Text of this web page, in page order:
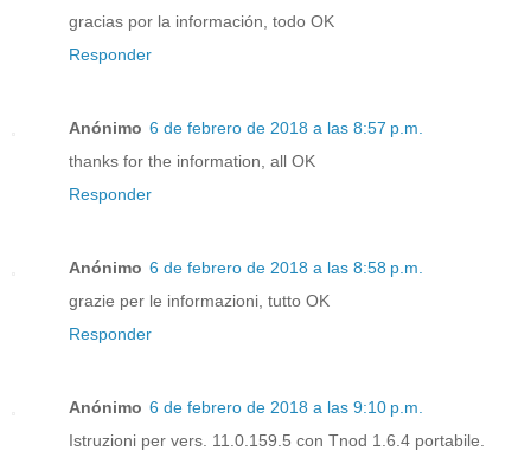
gracias por la información, todo OK
Responder
Anónimo 6 de febrero de 2018 a las 8:57 p.m.
thanks for the information, all OK
Responder
Anónimo 6 de febrero de 2018 a las 8:58 p.m.
grazie per le informazioni, tutto OK
Responder
Anónimo 6 de febrero de 2018 a las 9:10 p.m.
Istruzioni per vers. 11.0.159.5 con Tnod 1.6.4 portabile.